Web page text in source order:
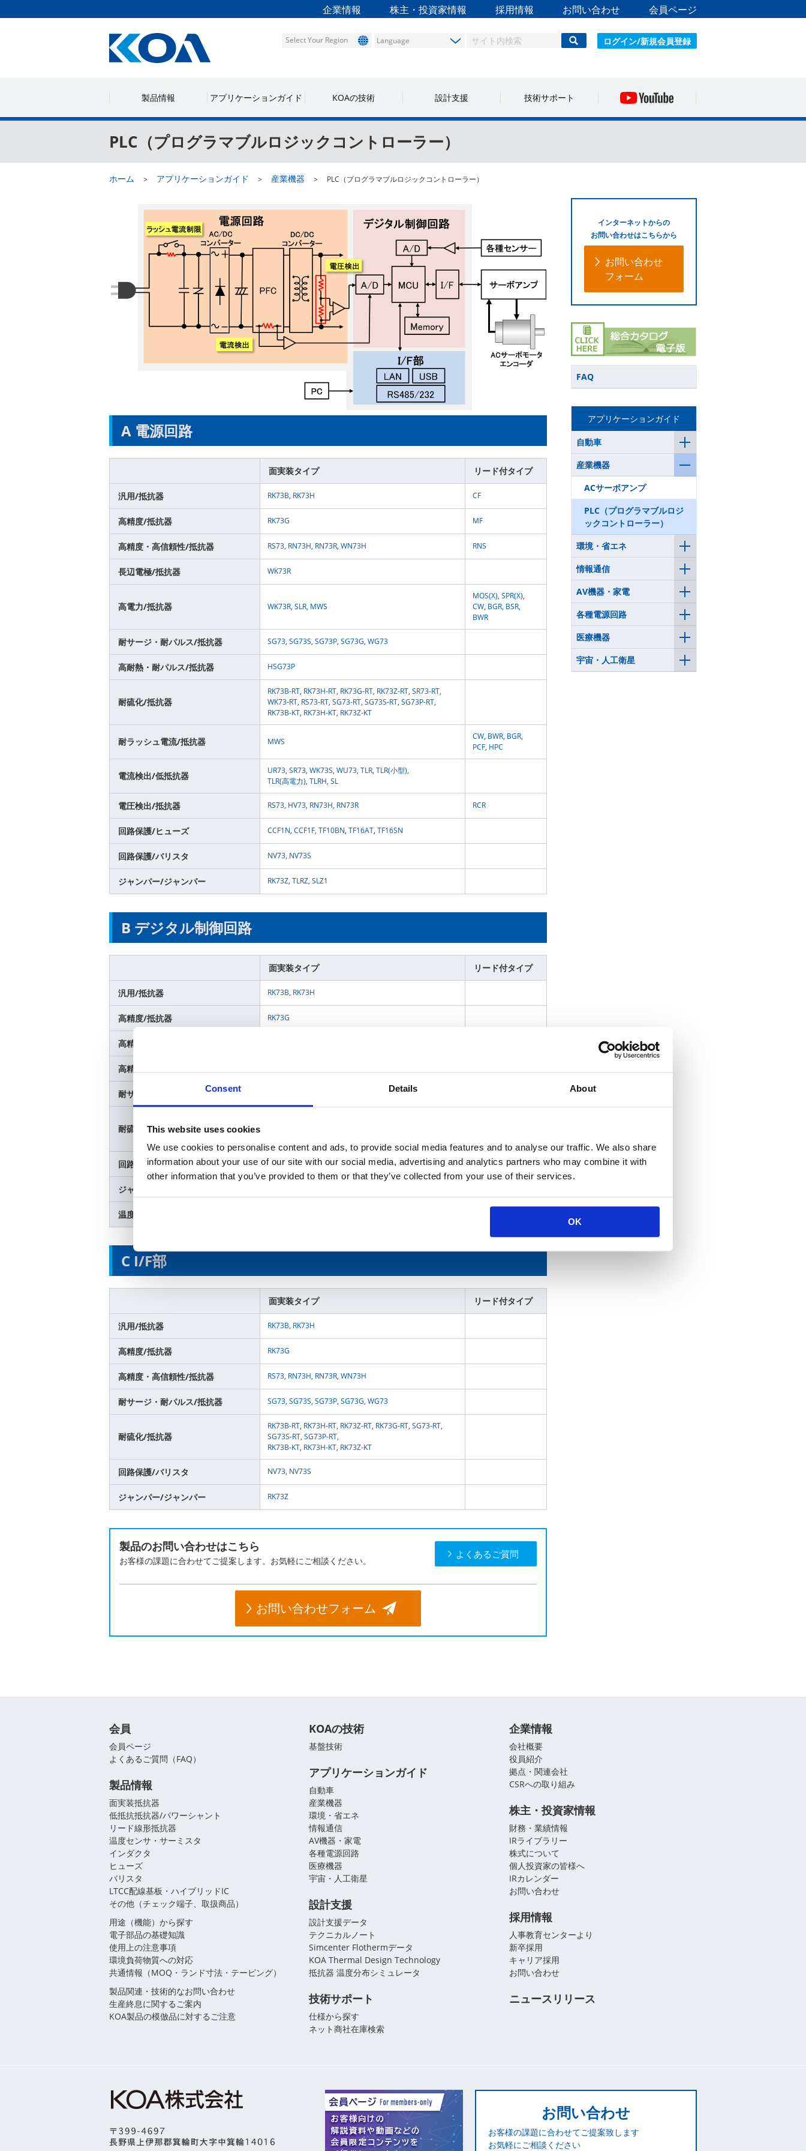
Consent Details About
This website uses cookies
We use cookies to personalise content and ads, to provide social media features and to analyse our traffic. We also share
information about your use of our site with our social media, advertising and analytics partners who may combine it with
other information that you’ve provided to them or that they’ve collected from your use of their services.
OK
企業情報 株主・投資家情報 採用情報 お問い合わせ 会員ページ
ログイン/新規会員登録
Select Your Region
製品情報 アプリケーションガイド KOAの技術 設計支援 技術サポート
PLC（プログラマブルロジックコントローラー）
ホーム アプリケーションガイド 産業機器 PLC（プログラマブルロジックコントローラー）
A 電源回路
面実装タイプ リード付タイプ
汎用/抵抗器 RK73B, RK73H CF
高精度/抵抗器 RK73G MF
高精度・高信頼性/抵抗器 RS73, RN73H, RN73R, WN73H RNS
長辺電極/抵抗器 WK73R
高電力/抵抗器 WK73R, SLR, MWS
MOS(X), SPR(X),
CW, BGR, BSR,
BWR
耐サージ・耐パルス/抵抗器 SG73, SG73S, SG73P, SG73G, WG73
高耐熱・耐パルス/抵抗器 HSG73P
耐硫化/抵抗器
RK73B-RT, RK73H-RT, RK73G‐RT, RK73Z-RT, SR73-RT,
WK73-RT, RS73-RT, SG73-RT, SG73S-RT, SG73P-RT,
RK73B-KT, RK73H-KT, RK73Z-KT
耐ラッシュ電流/抵抗器 MWS
CW, BWR, BGR,
PCF, HPC
電流検出/低抵抗器 UR73, SR73, WK73S, WU73, TLR, TLR(小型),
TLR(高電力), TLRH, SL
電圧検出/抵抗器 RS73, HV73, RN73H, RN73R RCR
回路保護/ヒューズ CCF1N, CCF1F, TF10BN, TF16AT, TF16SN
回路保護/バリスタ NV73, NV73S
ジャンパー/ジャンパー RK73Z, TLRZ, SLZ1
B デジタル制御回路
面実装タイプ リード付タイプ
汎用/抵抗器 RK73B, RK73H
高精度/抵抗器 RK73G
高精度・高信頼性/抵抗器
高精度/ネットワーク抵抗器
耐サージ・耐パルス/抵抗器
耐硫化/抵抗器
回路保護/バリスタ NV73,NV73S
ジャンパー/ジャンパー
温度補償/リニア抵抗器
C I/F部
面実装タイプ リード付タイプ
汎用/抵抗器 RK73B, RK73H
高精度/抵抗器 RK73G
高精度・高信頼性/抵抗器 RS73, RN73H, RN73R, WN73H
耐サージ・耐パルス/抵抗器 SG73, SG73S, SG73P, SG73G, WG73
耐硫化/抵抗器
RK73B-RT, RK73H-RT, RK73Z-RT, RK73G‐RT, SG73-RT,
SG73S-RT, SG73P-RT,
RK73B-KT, RK73H-KT, RK73Z-KT
回路保護/バリスタ NV73, NV73S
ジャンパー/ジャンパー RK73Z
製品のお問い合わせはこちら
お客様の課題に合わせてご提案します。お気軽にご相談ください。
よくあるご質問
お問い合わせフォーム
インターネットからの
お問い合わせはこちらから
お問い合わせ
フォーム
FAQ
アプリケーションガイド
自動車
産業機器
ACサーボアンプ
PLC（プログラマブルロジ
ックコントローラー）
環境・省エネ
情報通信
AV機器・家電
各種電源回路
医療機器
宇宙・人工衛星
会員
会員ページ
よくあるご質問（FAQ）
製品情報
面実装抵抗器
低抵抗抵抗器/パワーシャント
リード線形抵抗器
温度センサ・サーミスタ
インダクタ
ヒューズ
バリスタ
LTCC配線基板・ハイブリッドIC
その他（チェック端子、取扱商品）
用途（機能）から探す
電子部品の基礎知識
使用上の注意事項
環境負荷物質への対応
共通情報（MOQ・ランド寸法・テーピング）
製品関連・技術的なお問い合わせ
生産終息に関するご案内
KOA製品の模倣品に対するご注意
KOAの技術
基盤技術
アプリケーションガイド
自動車
産業機器
環境・省エネ
情報通信
AV機器・家電
各種電源回路
医療機器
宇宙・人工衛星
設計支援
設計支援データ
テクニカルノート
Simcenter Flothermデータ
KOA Thermal Design Technology
抵抗器 温度分布シミュレータ
技術サポート
仕様から探す
ネット商社在庫検索
企業情報
会社概要
役員紹介
拠点・関連会社
CSRへの取り組み
株主・投資家情報
財務・業績情報
IRライブラリー
株式について
個人投資家の皆様へ
IRカレンダー
お問い合わせ
採用情報
人事教育センターより
新卒採用
キャリア採用
お問い合わせ
ニュースリリース
お問い合わせ
お客様の課題に合わせてご提案致します
お気軽にご相談ください